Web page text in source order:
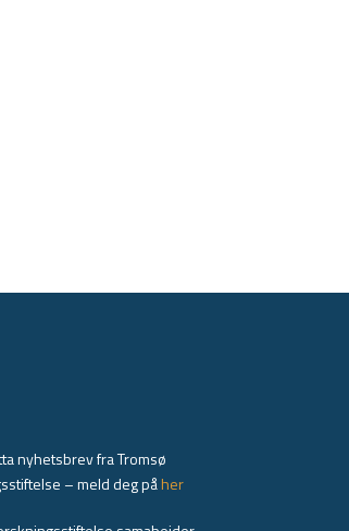
nyhetsbrev fra Tromsø
– meld deg påher